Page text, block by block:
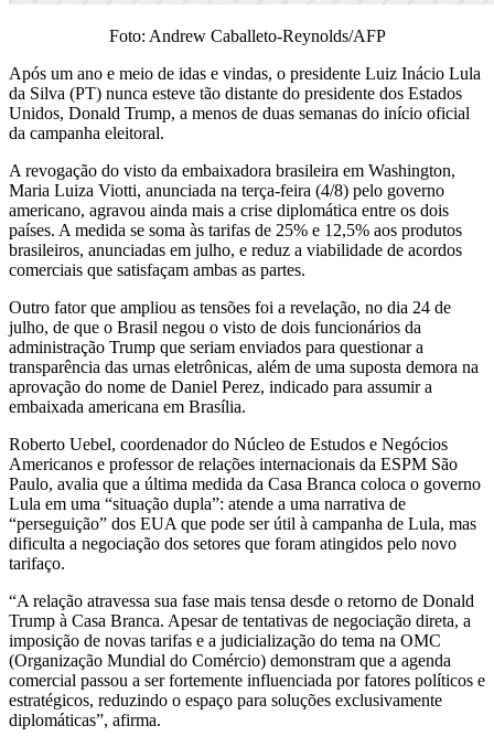
Foto: Andrew Caballeto-Reynolds/AFP
Após um ano e meio de idas e vindas, o presidente Luiz Inácio Lula
da Silva (PT) nunca esteve tão distante do presidente dos Estados
Unidos, Donald Trump, a menos de duas semanas do início oficial
da campanha eleitoral.
A revogação do visto da embaixadora brasileira em Washington,
Maria Luiza Viotti, anunciada na terça-feira (4/8) pelo governo
americano, agravou ainda mais a crise diplomática entre os dois
países. A medida se soma às tarifas de 25% e 12,5% aos produtos
brasileiros, anunciadas em julho, e reduz a viabilidade de acordos
comerciais que satisfaçam ambas as partes.
Outro fator que ampliou as tensões foi a revelação, no dia 24 de
julho, de que o Brasil negou o visto de dois funcionários da
administração Trump que seriam enviados para questionar a
transparência das urnas eletrônicas, além de uma suposta demora na
aprovação do nome de Daniel Perez, indicado para assumir a
embaixada americana em Brasília.
Roberto Uebel, coordenador do Núcleo de Estudos e Negócios
Americanos e professor de relações internacionais da ESPM São
Paulo, avalia que a última medida da Casa Branca coloca o governo
Lula em uma “situação dupla”: atende a uma narrativa de
“perseguição” dos EUA que pode ser útil à campanha de Lula, mas
dificulta a negociação dos setores que foram atingidos pelo novo
tarifaço.
“A relação atravessa sua fase mais tensa desde o retorno de Donald
Trump à Casa Branca. Apesar de tentativas de negociação direta, a
imposição de novas tarifas e a judicialização do tema na OMC
(Organização Mundial do Comércio) demonstram que a agenda
comercial passou a ser fortemente influenciada por fatores políticos e
estratégicos, reduzindo o espaço para soluções exclusivamente
diplomáticas”, afirma.